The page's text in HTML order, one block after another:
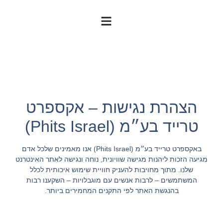
הצהרת נגישות – אקספרט
טרייד בע״מ (Phits Israel)
באקספרט טרייד בע״מ (Phits Israel) אנו מאמינים שלכל אדם
מגיעה הזכות ליהנות מגישה שוויונית, נוחה ונגישה לאתר האינטרנט
שלנו. מתוך מחויבות להעניק חוויית שימוש איכותית לכלל
המשתמשים – לרבות אנשים עם מוגבלויות – השקענו רבות
בהנגשת האתר לפי התקנים המחמירים ביותר.